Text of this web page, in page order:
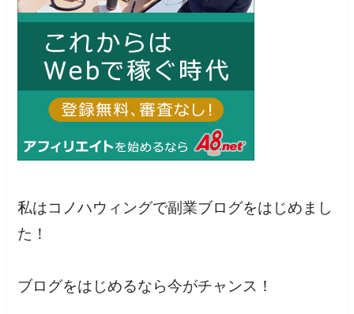
私はコノハウィングで副業ブログをはじめまし
た！
ブログをはじめるなら今がチャンス！